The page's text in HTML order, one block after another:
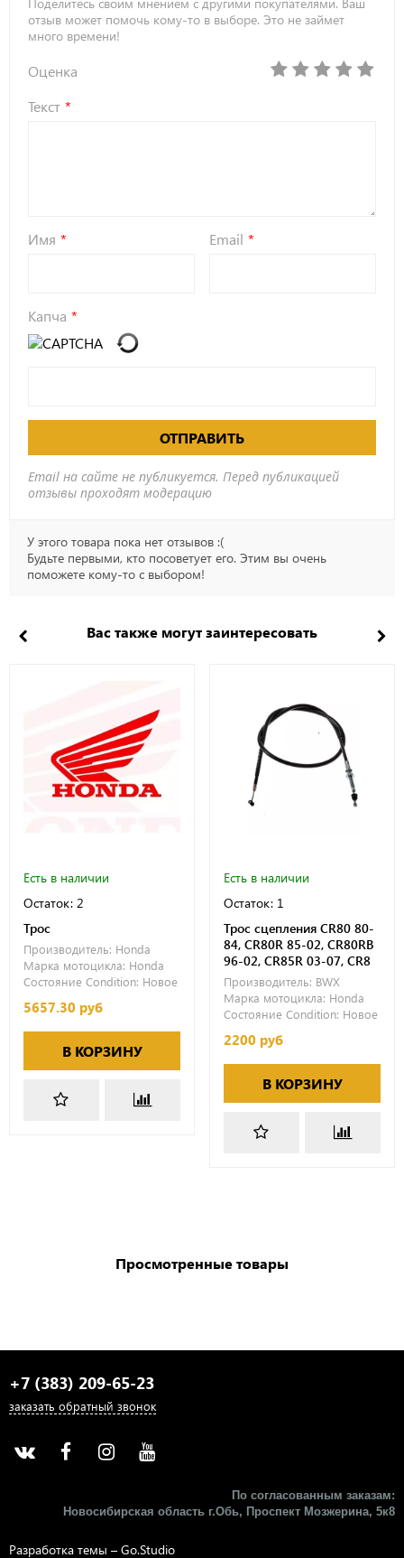
отзыв может помочь кому-то в выборе. Это не займет
много времени!
Оценка
Текст
Имя Email
Капча
ОТПРАВИТЬ
Email на сайте не публикуется. Перед публикацией
отзывы проходят модерацию
У этого товара пока нет отзывов :(
Будьте первыми, кто посоветует его. Этим вы очень
поможете кому-то с выбором!
Вас также могут заинтересовать
Есть в наличии
Остаток: 2
Трос
Производитель: Honda
Марка мотоцикла: Honda
Состояние Condition: Новое
5657.30 руб
В КОРЗИНУ
Есть в наличии
Остаток: 1
Трос сцепления CR80 80-
84, CR80R 85-02, CR80RB
96-02, CR85R 03-07, CR8
Производитель: BWX
Марка мотоцикла: Honda
Состояние Condition: Новое
2200 руб
В КОРЗИНУ
Просмотренные товары
+7 (383) 209-65-23
заказать обратный звонок
По согласованным заказам:
Новосибирская область г.Обь, Проспект Мозжерина, 5к8​
Разработка темы – Go.Studio